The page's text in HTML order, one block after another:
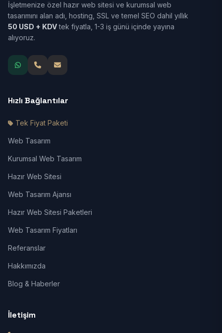
İşletmenize özel hazır web sitesi ve kurumsal web
tasarımını alan adı, hosting, SSL ve temel SEO dahil yıllık
50 USD + KDVtek fiyatla, 1-3 iş günü içinde yayına
alıyoruz.
Hızlı Bağlantılar
Tek Fiyat Paketi
Web Tasarım
Kurumsal Web Tasarım
Hazır Web Sitesi
Web Tasarım Ajansı
Hazır Web Sitesi Paketleri
Web Tasarım Fiyatları
Referanslar
Hakkımızda
Blog & Haberler
İletişim